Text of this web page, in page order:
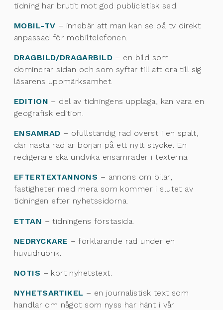
tidning har brutit mot god publicistisk sed.
MOBIL-TV – innebär att man kan se på tv direkt
anpassad för mobiltelefonen.
DRAGBILD/DRAGARBILD– en bild som
dominerar sidan och som syftar till att dra till sig
läsarens uppmärksamhet.
EDITION – del av tidningens upplaga, kan vara en
geografisk edition.
ENSAMRAD – ofullständig rad överst i en spalt,
där nästa rad är början på ett nytt stycke. En
redigerare ska undvika ensamrader i texterna.
EFTERTEXTANNONS – annons om bilar,
fastigheter med mera som kommer i slutet av
tidningen efter nyhetssidorna.
ETTAN – tidningens förstasida.
NEDRYCKARE – förklarande rad under en
huvudrubrik.
NOTIS – kort nyhetstext.
NYHETSARTIKEL – en journalistisk text som
handlar om något som nyss har hänt i vår